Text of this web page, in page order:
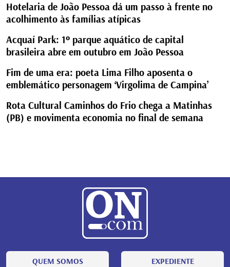
Hotelaria de João Pessoa dá um passo à frente no
acolhimento às famílias atípicas
Acquaí Park: 1º parque aquático de capital
brasileira abre em outubro em João Pessoa
Fim de uma era: poeta Lima Filho aposenta o
emblemático personagem ‘Virgolima de Campina’
Rota Cultural Caminhos do Frio chega a Matinhas
(PB) e movimenta economia no final de semana
QUEM SOMOS EXPEDIENTE